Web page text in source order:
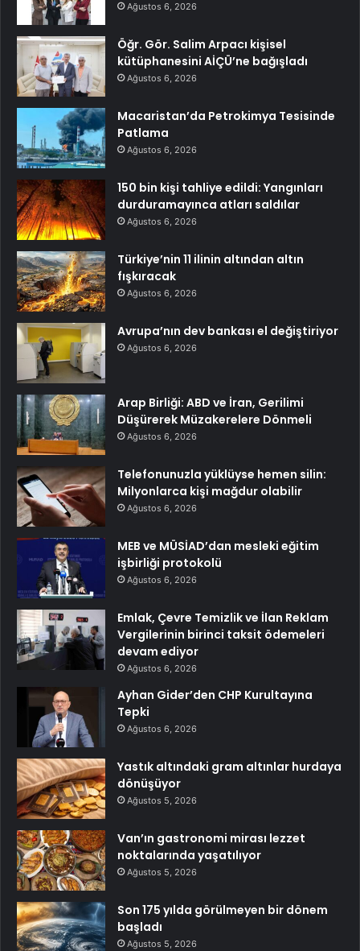
Ağustos 6, 2026
Öğr. Gör. Salim Arpacı kişisel
kütüphanesini AİÇÜ’ne bağışladı
Ağustos 6, 2026
Macaristan’da Petrokimya Tesisinde
Patlama
Ağustos 6, 2026
150 bin kişi tahliye edildi: Yangınları
durduramayınca atları saldılar
Ağustos 6, 2026
Türkiye’nin 11 ilinin altından altın
fışkıracak
Ağustos 6, 2026
Avrupa’nın dev bankası el değiştiriyor
Ağustos 6, 2026
Arap Birliği: ABD ve İran, Gerilimi
Düşürerek Müzakerelere Dönmeli
Ağustos 6, 2026
Telefonunuzla yüklüyse hemen silin:
Milyonlarca kişi mağdur olabilir
Ağustos 6, 2026
MEB ve MÜSİAD’dan mesleki eğitim
işbirliği protokolü
Ağustos 6, 2026
Emlak, Çevre Temizlik ve İlan Reklam
Vergilerinin birinci taksit ödemeleri
devam ediyor
Ağustos 6, 2026
Ayhan Gider’den CHP Kurultayına
Tepki
Ağustos 6, 2026
Yastık altındaki gram altınlar hurdaya
dönüşüyor
Ağustos 5, 2026
Van’ın gastronomi mirası lezzet
noktalarında yaşatılıyor
Ağustos 5, 2026
Son 175 yılda görülmeyen bir dönem
başladı
Ağustos 5, 2026